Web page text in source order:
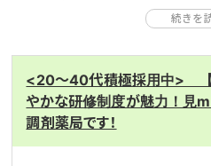
つけるために、それぞれの処方
ここでは、脳神経外科についてご
科とも呼ばれ、脳と脊髄を専門
す。脳神経外科でみる主な病気と
脳腫瘍、頭部外傷などが挙げられ
脳神経外科では開頭手術または
続きを
<20～40代積極採用中>
やかな研修制度が魅力！見
調剤薬局です！